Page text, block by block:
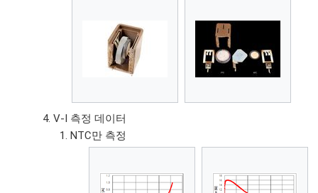
V-I 측정 데이터
NTC만 측정